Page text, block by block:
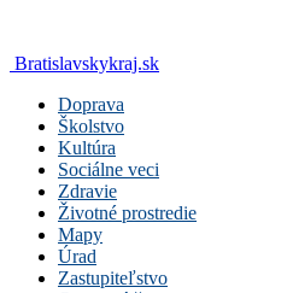
Bratislavskykraj.sk
Doprava
Školstvo
Kultúra
Sociálne veci
Zdravie
Životné prostredie
Mapy
Úrad
Zastupiteľstvo